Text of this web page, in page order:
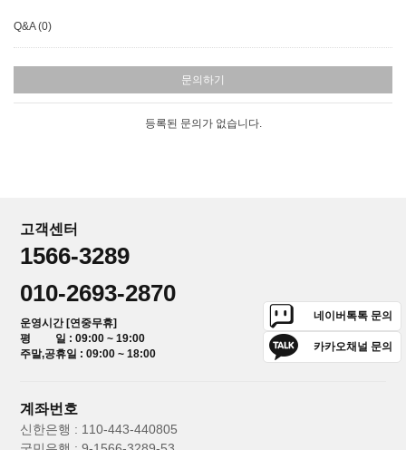
Q&A (0)
문의하기
등록된 문의가 없습니다.
고객센터
1566-3289
010-2693-2870
운영시간 [연중무휴]
평 일 : 09:00 ~ 19:00
주말,공휴일 : 09:00 ~ 18:00
네이버톡톡 문의
카카오채널 문의
계좌번호
신한은행 : 110-443-440805